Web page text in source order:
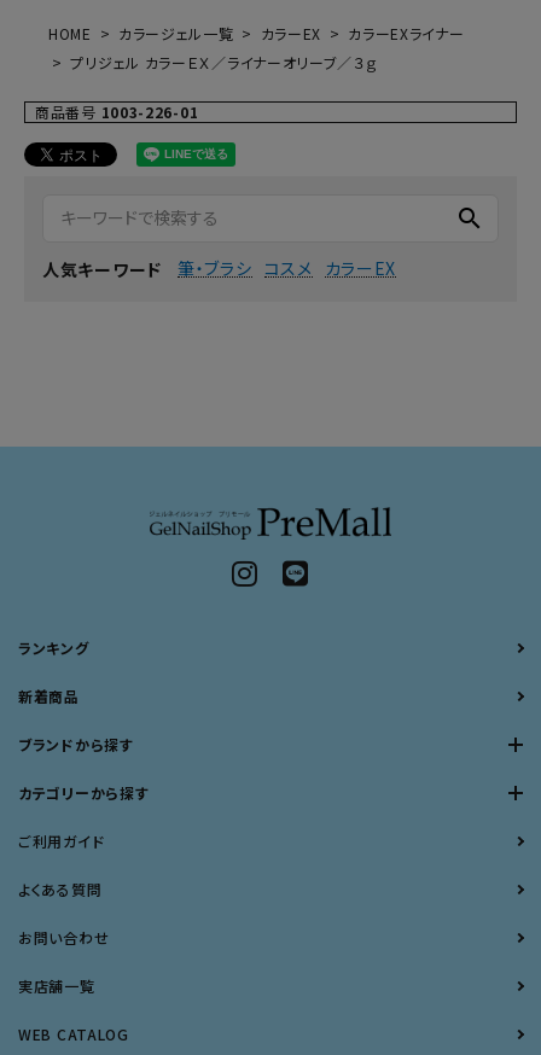
HOME カラージェル一覧 カラーEX
カラーEXライナー
プリジェル カラーＥＸ／ライナーオリーブ／３ｇ
商品番号 1003-226-01
search
人気キーワード 筆・ブラシ コスメ カラーEX
ランキング
新着商品
ブランドから探す
カテゴリーから探す
ご利用ガイド
よくある質問
お問い合わせ
実店舗一覧
WEB CATALOG